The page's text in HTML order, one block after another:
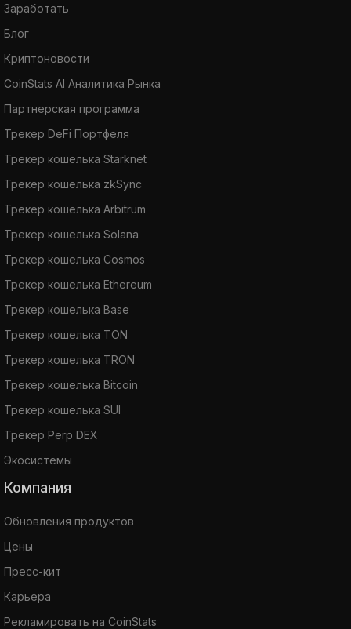
Заработать
Блог
Криптоновости
CoinStats AI Аналитика Рынка
Партнерская программа
Трекер DeFi Портфеля
Трекер кошелька Starknet
Трекер кошелька zkSync
Трекер кошелька Arbitrum
Трекер кошелька Solana
Трекер кошелька Cosmos
Трекер кошелька Ethereum
Трекер кошелька Base
Трекер кошелька TON
Трекер кошелька TRON
Трекер кошелька Bitcoin
Трекер кошелька SUI
Трекер Perp DEX
Экосистемы
Компания
Обновления продуктов
Цены
Пресс-кит
Карьера
Рекламировать на CoinStats